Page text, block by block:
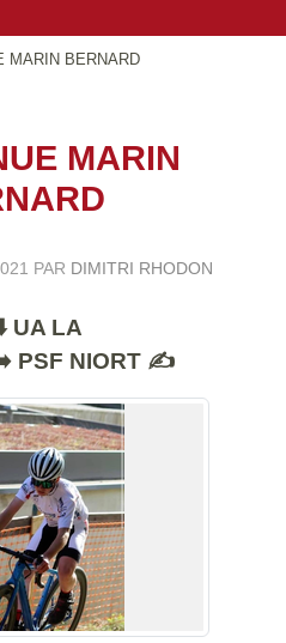
MARIN BERNARD
MARIN
PAR DIMITRI RHODON
UA LA
PSF NIORT ✍️